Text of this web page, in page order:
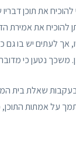
להוכיח את אמירת
אך לעתים יש בו
משכך נטען כי
בעקבות שאלת
על אמתות התוכן,